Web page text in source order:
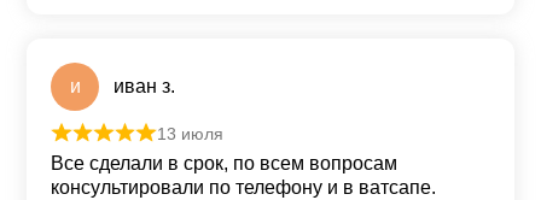
и иван з.
Оценка5 из 5
13 июля
Все сделали в срок, по всем вопросам
консультировали по телефону и в ватсапе.